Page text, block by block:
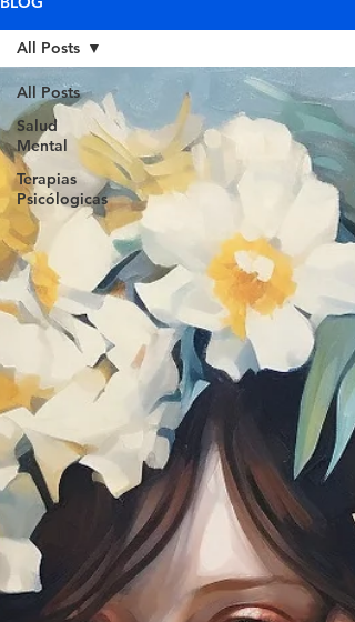
All Posts
Salud
Mental
Terapias
Psicólogicas
All Posts